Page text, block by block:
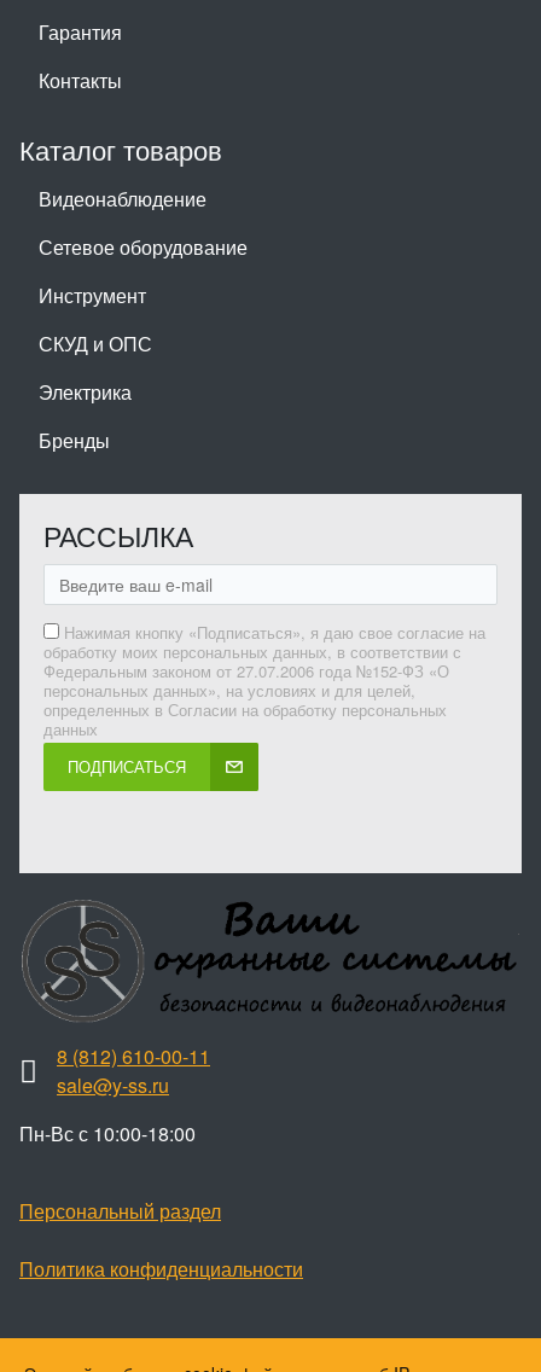
Гарантия
Контакты
Каталог товаров
Видеонаблюдение
Сетевое оборудование
Инструмент
СКУД и ОПС
Электрика
Бренды
РАССЫЛКА
Нажимая кнопку «Подписаться», я даю свое согласие на
обработку моих персональных данных, в соответствии с
Федеральным законом от 27.07.2006 года №152-ФЗ «О
персональных данных», на условиях и для целей,
определенных в Согласии на обработку персональных
данных
ПОДПИСАТЬСЯ
8 (812) 610-00-11
sale@y-ss.ru
Пн-Вс с 10:00-18:00
Персональный раздел
Политика конфиденциальности